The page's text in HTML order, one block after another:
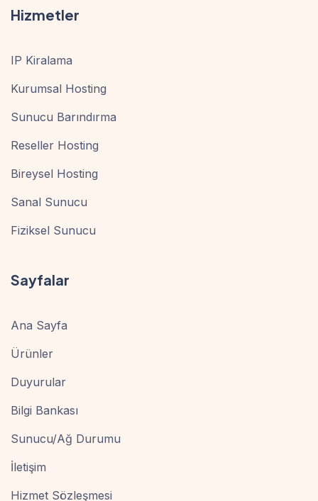
Hizmetler
IP Kiralama
Kurumsal Hosting
Sunucu Barındırma
Reseller Hosting
Bireysel Hosting
Sanal Sunucu
Fiziksel Sunucu
Sayfalar
Ana Sayfa
Ürünler
Duyurular
Bilgi Bankası
Sunucu/Ağ Durumu
İletişim
Hizmet Sözleşmesi